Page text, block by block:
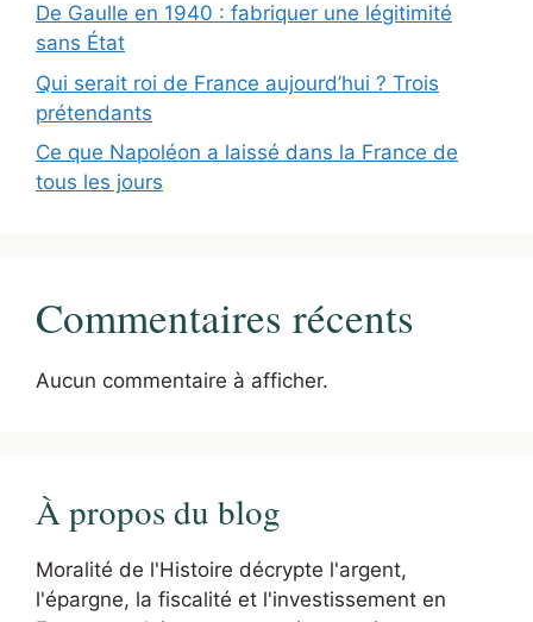
De Gaulle en 1940 : fabriquer une légitimité
sans État
Qui serait roi de France aujourd’hui ? Trois
prétendants
Ce que Napoléon a laissé dans la France de
tous les jours
Commentaires récents
Aucun commentaire à afficher.
À propos du blog
Moralité de l'Histoire décrypte l'argent,
l'épargne, la fiscalité et l'investissement en